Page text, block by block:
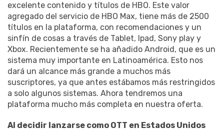
excelente contenido y títulos de HBO. Este valor
agregado del servicio de HBO Max, tiene más de 2500
títulos en la plataforma, con recomendaciones y un
sinfín de cosas a través de Tablet, Ipad, Sony play y
Xbox. Recientemente se ha añadido Android, que es un
sistema muy importante en Latinoamérica. Esto nos
dará un alcance más grande a muchos más
suscriptores, ya que antes estábamos más restringidos
a solo algunos sistemas. Ahora tendremos una
plataforma mucho más completa en nuestra oferta.
Al decidir lanzarse como OTT en Estados Unidos